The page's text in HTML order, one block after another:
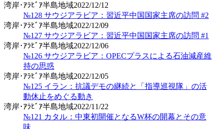
湾岸･ｱﾗﾋﾞｱ半島地域2022/12/12
№128 サウジアラビア：習近平中国国家主席の訪問 #2
湾岸･ｱﾗﾋﾞｱ半島地域2022/12/09
№127 サウジアラビア：習近平中国国家主席の訪問 #1
湾岸･ｱﾗﾋﾞｱ半島地域2022/12/06
№126 サウジアラビア：OPECプラスによる石油減産維
持の思惑
湾岸･ｱﾗﾋﾞｱ半島地域2022/12/05
№125 イラン：抗議デモの継続と「指導巡視隊」の活
動休止をめぐる動き
湾岸･ｱﾗﾋﾞｱ半島地域2022/11/22
№121 カタル：中東初開催となるW杯の開幕とその意
味